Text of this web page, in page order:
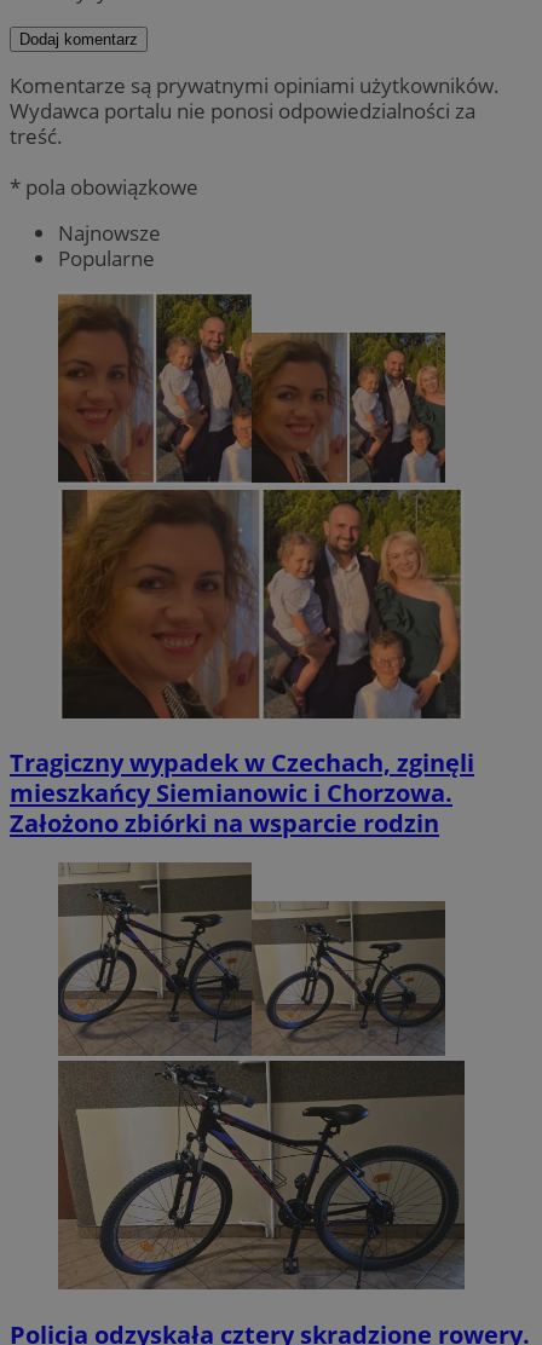
Dodaj komentarz
Komentarze są prywatnymi opiniami użytkowników.
Wydawca portalu nie ponosi odpowiedzialności za
treść.
* pola obowiązkowe
Najnowsze
Popularne
Tragiczny wypadek w Czechach, zginęli
mieszkańcy Siemianowic i Chorzowa.
Założono zbiórki na wsparcie rodzin
Policja odzyskała cztery skradzione rowery.